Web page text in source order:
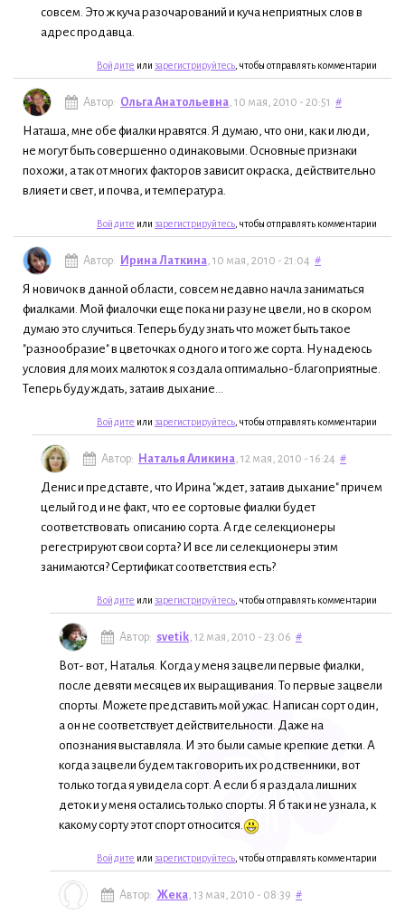
совсем. Это ж куча разочарований и куча неприятных слов в
адрес продавца.
Войдите или зарегистрируйтесь , чтобы отправлять комментарии
Автор: Ольга Анатольевна , 10 мая, 2010 - 20:51 #
Наташа, мне обе фиалки нравятся. Я думаю, что они, как и люди,
не могут быть совершенно одинаковыми. Основные признаки
похожи, а так от многих факторов зависит окраска, действительно
влияет и свет, и почва, и температура.
Войдите или зарегистрируйтесь , чтобы отправлять комментарии
Автор: Ирина Латкина , 10 мая, 2010 - 21:04 #
Я новичок в данной области, совсем недавно начла заниматься
фиалками. Мой фиалочки еще пока ни разу не цвели, но в скором
думаю это случиться. Теперь буду знать что может быть такое
"разнообразие" в цветочках одного и того же сорта. Ну надеюсь
условия для моих малюток я создала оптимально-благоприятные.
Теперь буду ждать, затаив дыхание...
Войдите или зарегистрируйтесь , чтобы отправлять комментарии
Автор: Наталья Аликина , 12 мая, 2010 - 16:24 #
Денис и представте, что Ирина "ждет, затаив дыхание" причем
целый год и не факт, что ее сортовые фиалки будет
соответствовать описанию сорта. А где селекционеры
регестрируют свои сорта? И все ли селекционеры этим
занимаются? Сертификат соответствия есть?
Войдите или зарегистрируйтесь , чтобы отправлять комментарии
Автор: svetik , 12 мая, 2010 - 23:06 #
Вот- вот, Наталья. Когда у меня зацвели первые фиалки,
после девяти месяцев их выращивания. То первые зацвели
спорты. Можете представить мой ужас. Написан сорт один,
а он не соответствует действительности. Даже на
опознания выставляла. И это были самые крепкие детки. А
когда зацвели будем так говорить их родственники, вот
только тогда я увидела сорт. А если б я раздала лишних
деток и у меня остались только спорты. Я б так и не узнала, к
какому сорту этот спорт относится.
Войдите или зарегистрируйтесь , чтобы отправлять комментарии
Автор: Жека , 13 мая, 2010 - 08:39 #